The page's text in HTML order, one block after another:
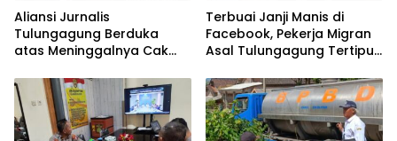
Aliansi Jurnalis
Tulungagung Berduka
atas Meninggalnya Cak
“Beliau Pejuang Keadilan
yang Vokal”
Terbuai Janji Manis di
Facebook, Pekerja Migran
Asal Tulungagung Tertipu